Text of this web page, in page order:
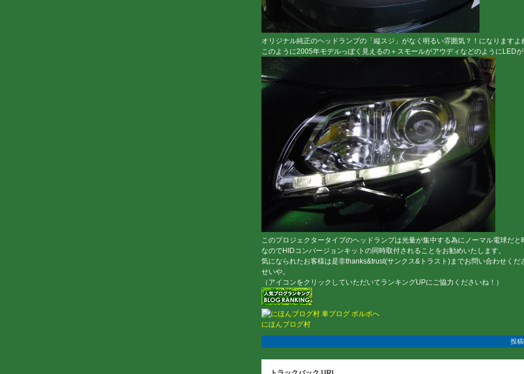
オリジナル純正のヘッドランプの「縦スジ」がなく明るい雰囲気？！になりますよ
このように2005年モデルっぽく見えるの＋スモールがアウディなどのようにLED
このプロジェクタータイプのヘッドランプは光量が集中する為にノーマル電球だと
なのでHIDコンバージョンキットの同時取付されることをお勧めいたします。
気になられたお客様は是非thanks&trust(サンクス&トラスト)までお問い合わせくだ
せいや。
（アイコンをクリックしていただいてランキングUPにご協力くださいね！）
にほんブログ村
投